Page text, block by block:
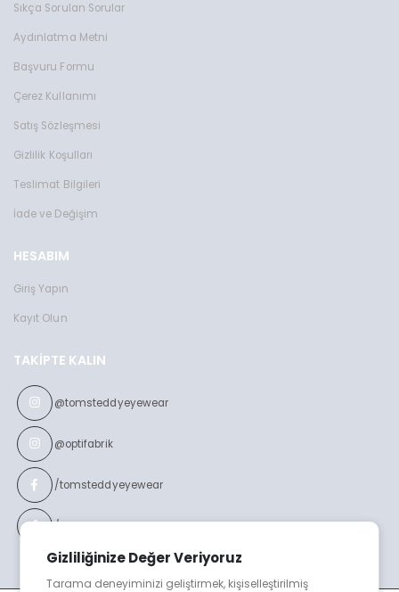
Gizliliğinize Değer Veriyoruz
Tarama deneyiminizi geliştirmek, kişiselleştirilmiş
Sıkça Sorulan Sorular
Aydınlatma Metni
Başvuru Formu
Çerez Kullanımı
Satış Sözleşmesi
Gizlilik Koşulları
Teslimat Bilgileri
İade ve Değişim
HESABIM
Giriş Yapın
Kayıt Olun
TAKIPTE KALIN
@tomsteddyeyewear
@optifabrik
/tomsteddyeyewear
/optifabrikeyewear